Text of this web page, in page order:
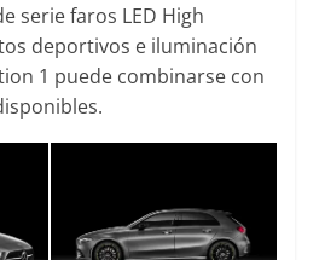
serie faros LED High
deportivos e iluminación
1 puede combinarse con